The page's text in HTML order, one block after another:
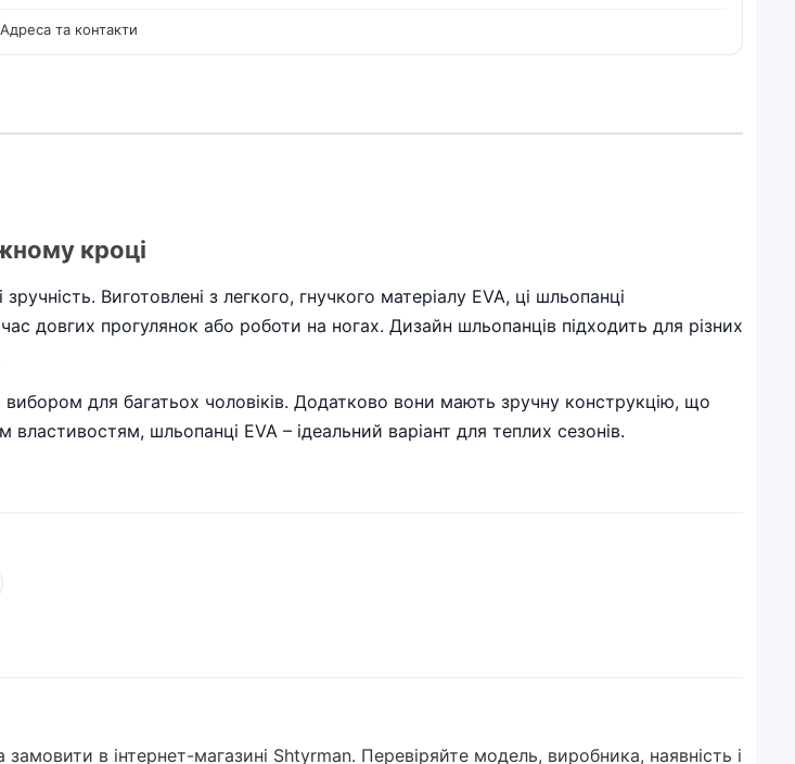
Адреса та контакти
кроці
Виготовлені з легкого, гнучкого матеріалу EVA, ці шльопанці
довгих прогулянок або роботи на ногах. Дизайн шльопанців підходить для різних
для багатьох чоловіків. Додатково вони мають зручну конструкцію, що
шльопанці EVA – ідеальний варіант для теплих сезонів.
в інтернет-магазині Shtyrman. Перевіряйте модель, виробника, наявність і